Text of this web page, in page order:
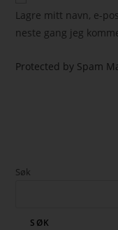
Lagre mitt navn, e-
neste gang jeg
Protected by Spam
Søk
SØK